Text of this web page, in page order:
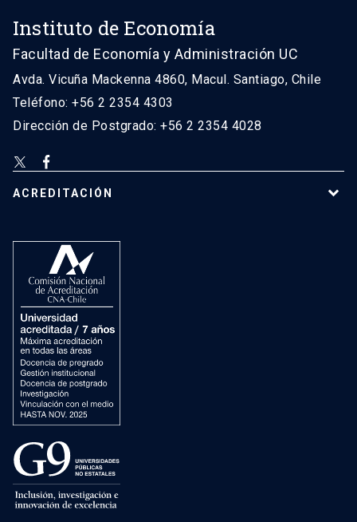
Instituto de Economía
Facultad de Economía y Administración UC
Avda. Vicuña Mackenna 4860, Macul. Santiago, Chile
Teléfono: +56 2 2354 4303
Dirección de Postgrado: +56 2 2354 4028
ACREDITACIÓN